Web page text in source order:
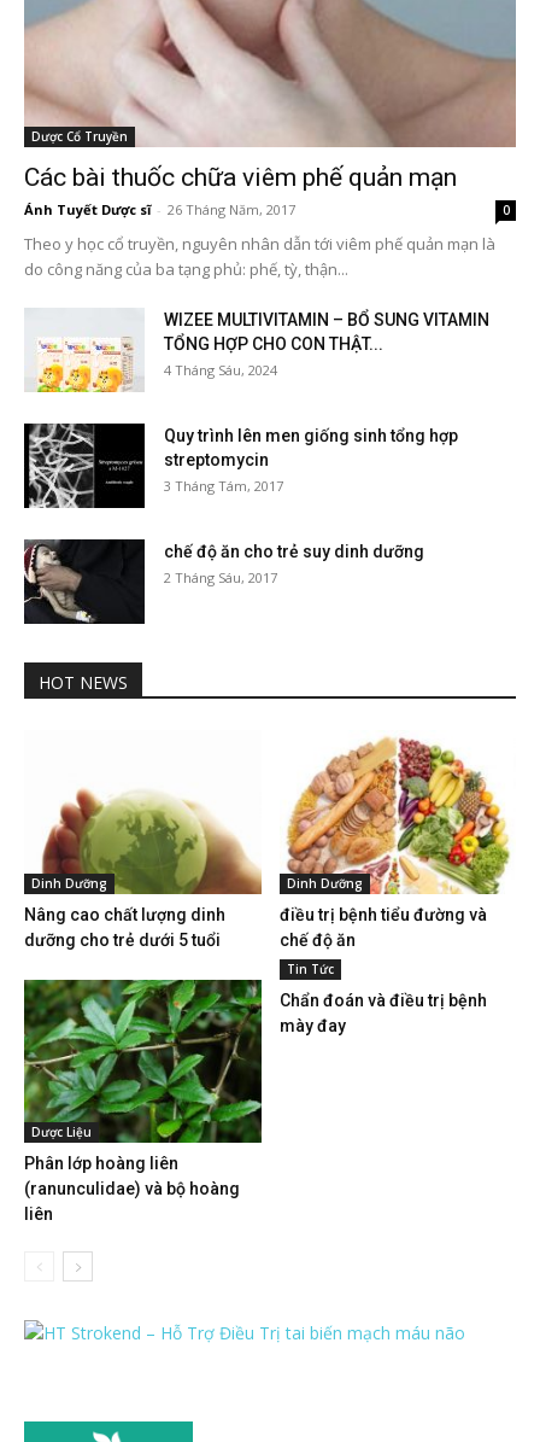
Dược Cổ Truyền
Các bài thuốc chữa viêm phế quản mạn
Ánh Tuyết Dược sĩ - 26 Tháng Năm, 2017 0
Theo y học cổ truyền, nguyên nhân dẫn tới viêm phế quản mạn là
do công năng của ba tạng phủ: phế, tỳ, thận...
WIZEE MULTIVITAMIN – BỔ SUNG VITAMIN
TỔNG HỢP CHO CON THẬT...
4 Tháng Sáu, 2024
Quy trình lên men giống sinh tổng hợp
streptomycin
3 Tháng Tám, 2017
chế độ ăn cho trẻ suy dinh dưỡng
2 Tháng Sáu, 2017
HOT NEWS
Dinh Dưỡng
Nâng cao chất lượng dinh
dưỡng cho trẻ dưới 5 tuổi
Dinh Dưỡng
điều trị bệnh tiểu đường và
chế độ ăn
Dược Liệu
Phân lớp hoàng liên
(ranunculidae) và bộ hoàng
liên
Tin Tức
Chẩn đoán và điều trị bệnh
mày đay